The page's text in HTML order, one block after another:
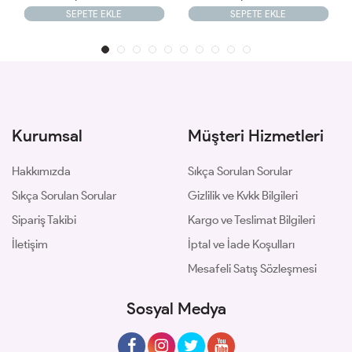
EKLE SEPETE EKLE SEPETE
Kurumsal
Hakkımızda
Sıkça Sorulan Sorular
Sipariş Takibi
İletişim
Müşteri Hizmetleri
Sıkça Sorulan Sorular
Gizlilik ve Kvkk Bilgileri
Kargo ve Teslimat Bilgileri
İptal ve İade Koşulları
Mesafeli Satış Sözleşmesi
Sosyal Medya